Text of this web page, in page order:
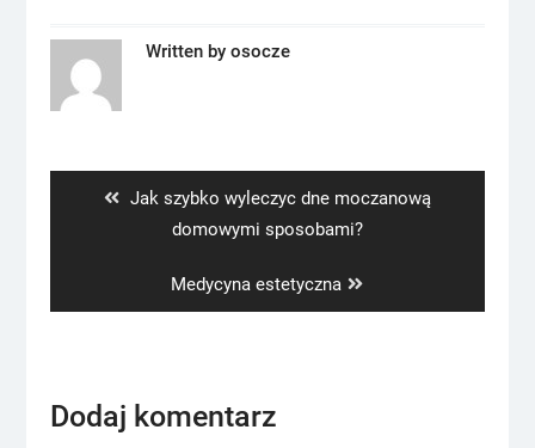
Written by osocze
Previous
Jak szybko wyleczyc dne moczanową
domowymi sposobami?
Next
post:
Medycyna estetyczna
Dodaj komentarz